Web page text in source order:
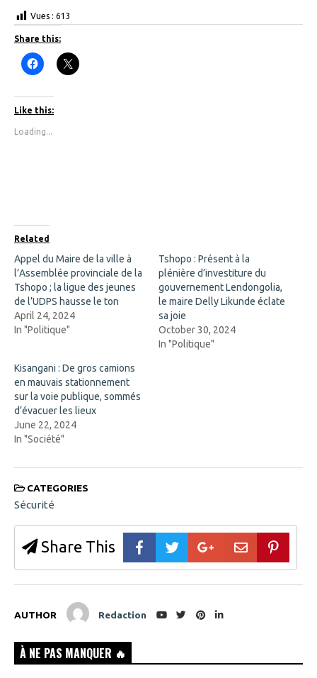
Vues : 613
Share this:
C
l
k
t
o
h
b
o
o
k
(
O
p
e
n
s
i
n
w
i
n
d
o
w
)
C
l
i
n
n
e
w
w
n
Like this:
Loading...
Related
Appel du Maire de la ville à
l’Assemblée provinciale de la
Tshopo ; la ligue des jeunes
de l’UDPS hausse le ton
April 24, 2024
In "Politique"
Tshopo : Présent à la
plénière d’investiture du
gouvernement Lendongolia,
le maire Delly Likunde éclate
sa joie
October 30, 2024
In "Politique"
Kisangani : De gros camions
en mauvais stationnement
sur la voie publique, sommés
d’évacuer les lieux
June 22, 2024
In "Société"
CATEGORIES
Sécurité
Share This
AUTHOR Redaction
À NE PAS MANQUER 🔥